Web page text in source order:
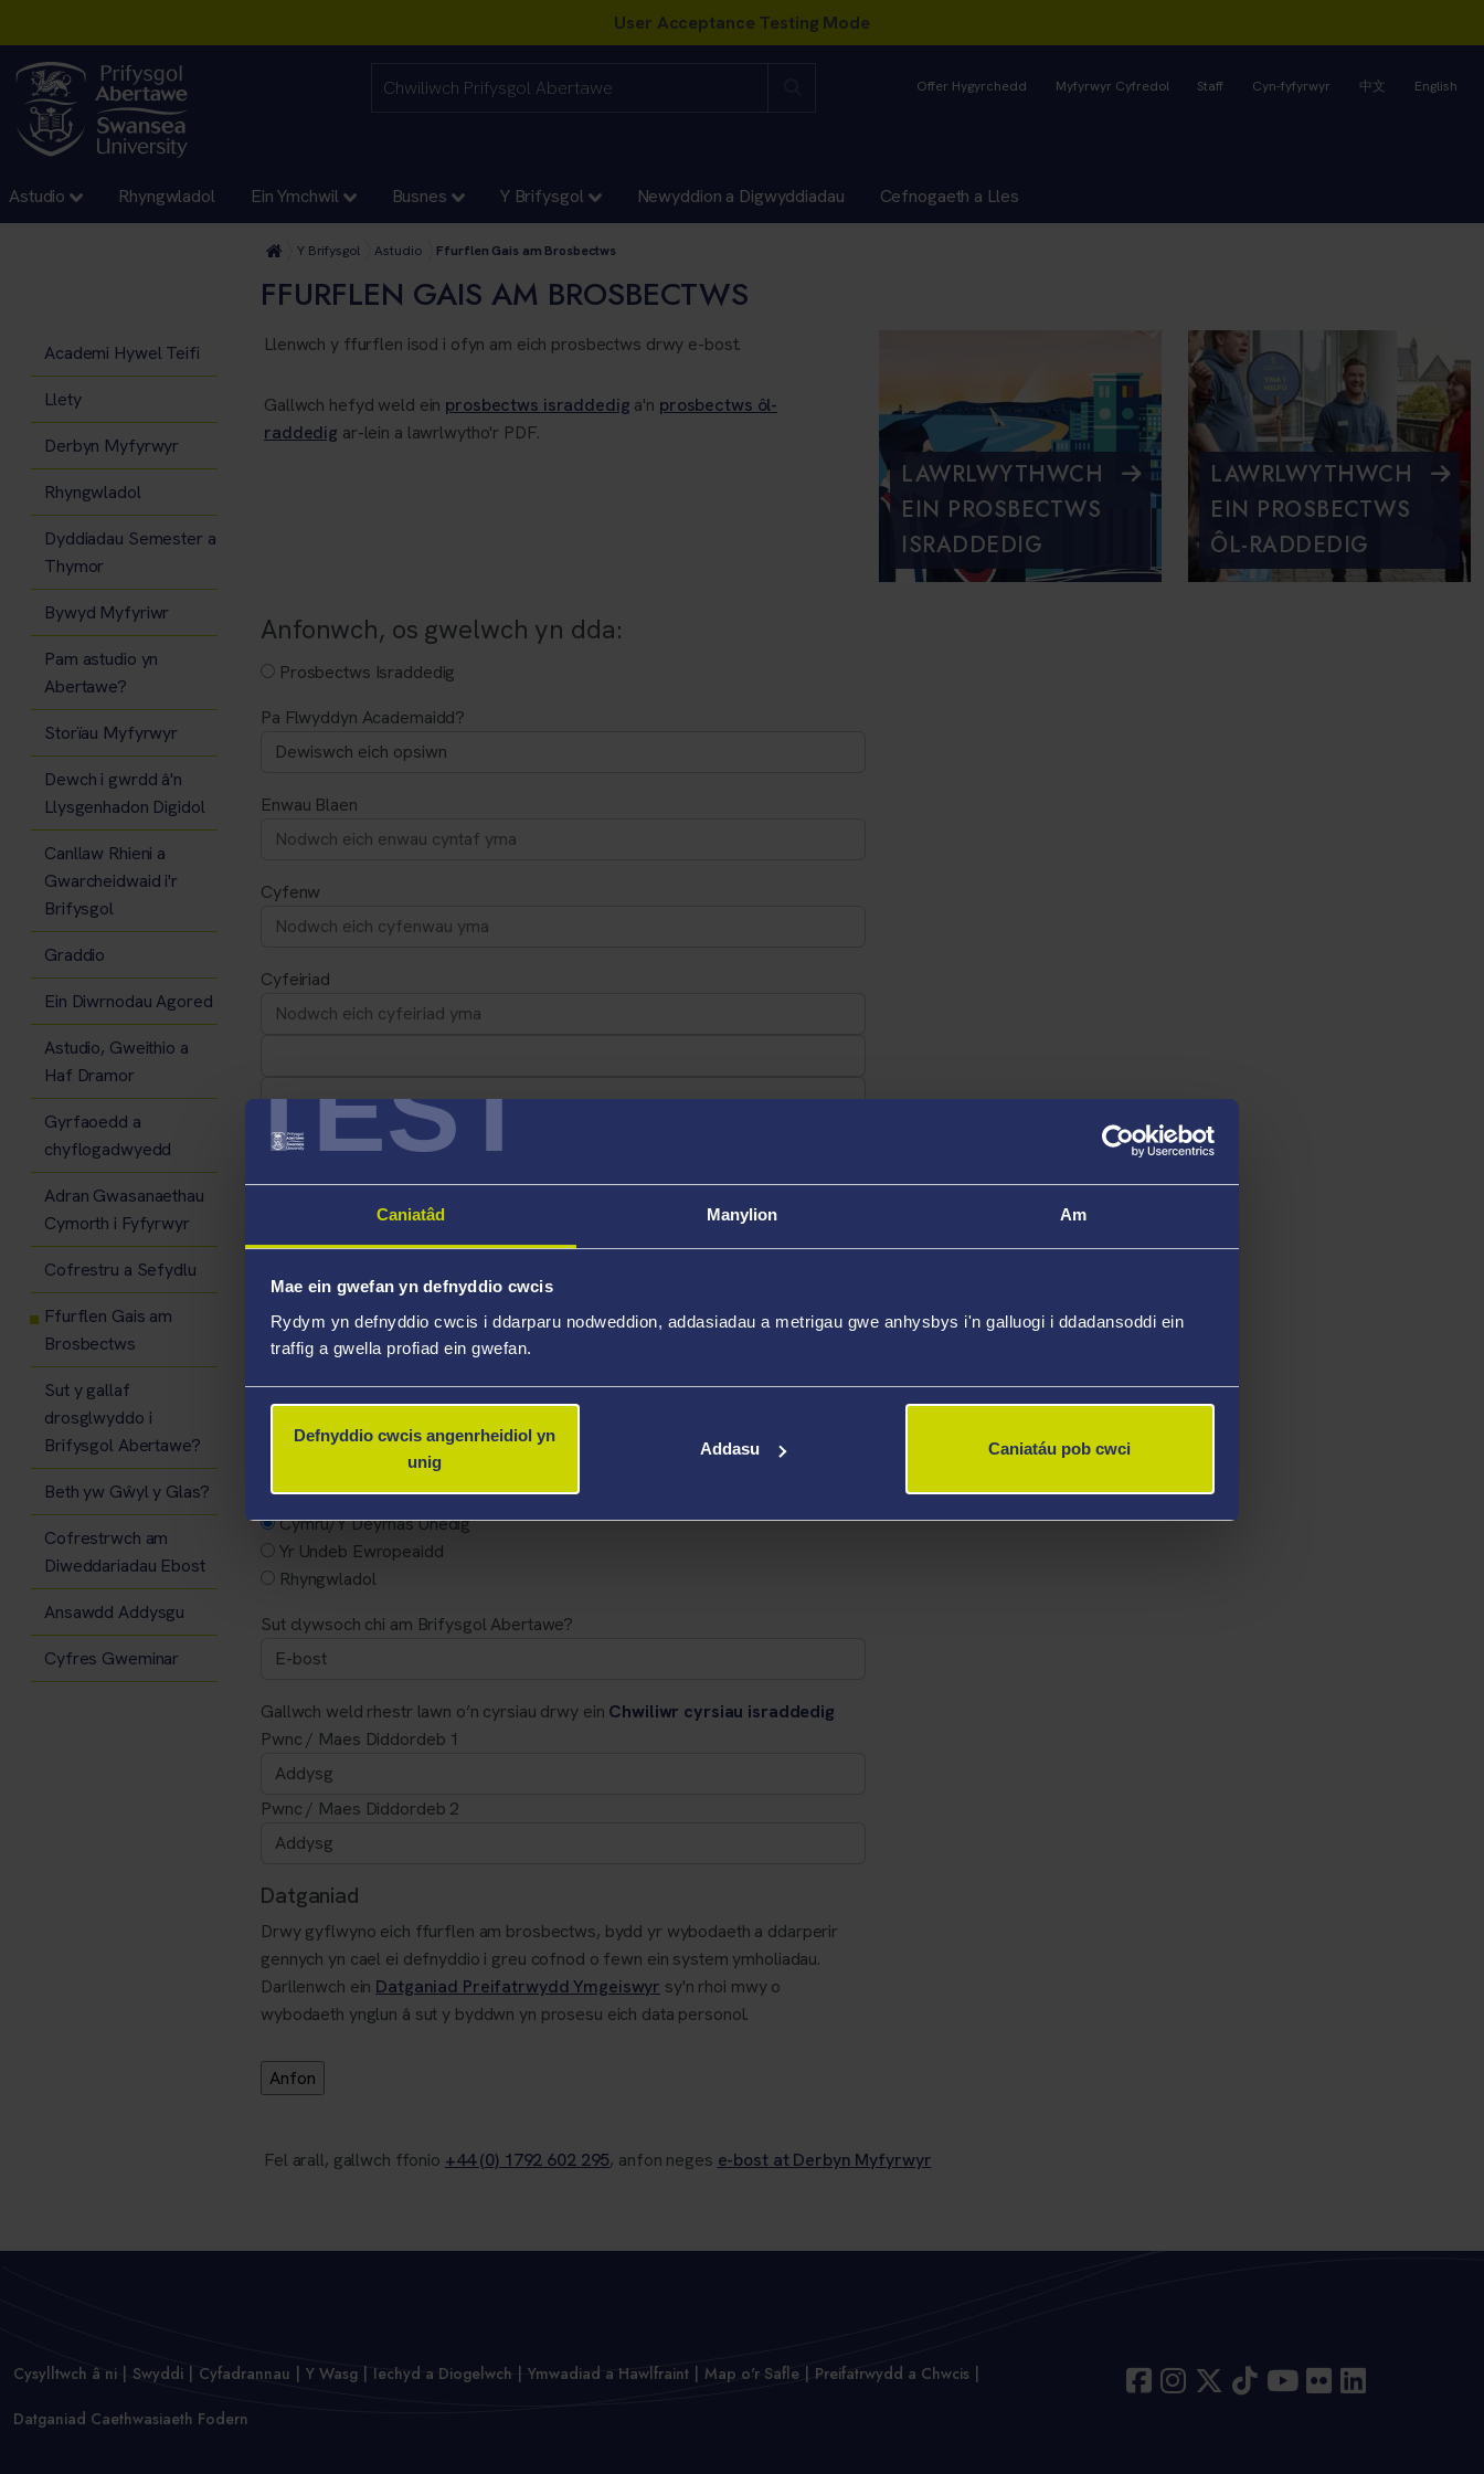
TEST
Caniatâd Manylion Am
Mae ein gwefan yn defnyddio cwcis
Rydym yn defnyddio cwcis i ddarparu nodweddion, addasiadau a metrigau gwe anhysbys i'n galluogi i ddadansoddi ein
traffig a gwella profiad ein gwefan.
Defnyddio cwcis angenrheidiol yn
unig
Addasu Caniatáu pob cwci
Offer Hygyrchedd Myfyrwyr Cyfredol Staff Cyn-fyfyrwyr 中文 English
Astudio Rhyngwladol Ein Ymchwil Busnes Y Brifysgol Newyddion a Digwyddiadau Cefnogaeth a Lles
Y Brifysgol Astudio Ffurflen Gais am Brosbectws
FFURFLEN GAIS AM BROSBECTWS
Llenwch y ffurflen isod i ofyn am eich prosbectws drwy e-bost.
Gallwch hefyd weld ein prosbectws israddedig a'n prosbectws ôl-
raddedig ar-lein a lawrlwytho'r PDF.
LAWRLWYTHWCH
EIN PROSBECTWS
ISRADDEDIG
LAWRLWYTHWCH
EIN PROSBECTWS
ÔL-RADDEDIG
Anfonwch, os gwelwch yn dda:
Prosbectws Israddedig
Pa Flwyddyn Academaidd?
Enwau Blaen
Cyfenw
Cyfeiriad
E-bost
Rhif ffôn
O ble rydych chi’n dod?
Cymru/Y Deyrnas Unedig
Yr Undeb Ewropeaidd
Rhyngwladol
Sut clywsoch chi am Brifysgol Abertawe?
Gallwch weld rhestr lawn o’n cyrsiau drwy ein Chwiliwr cyrsiau israddedig
Pwnc / Maes Diddordeb 1
Pwnc / Maes Diddordeb 2
Datganiad
Drwy gyflwyno eich ffurflen am brosbectws, bydd yr wybodaeth a ddarperir
gennych yn cael ei defnyddio i greu cofnod o fewn ein system ymholiadau.
Darllenwch ein Datganiad Preifatrwydd Ymgeiswyr sy'n rhoi mwy o
wybodaeth ynglun â sut y byddwn yn prosesu eich data personol.
Fel arall, gallwch ffonio +44 (0) 1792 602 295, anfon neges e-bost at Derbyn Myfyrwyr
Academi Hywel Teifi
Llety
Derbyn Myfyrwyr
Rhyngwladol
Dyddiadau Semester a
Thymor
Bywyd Myfyriwr
Pam astudio yn
Abertawe?
Storïau Myfyrwyr
Dewch i gwrdd â'n
Llysgenhadon Digidol
Canllaw Rhieni a
Gwarcheidwaid i'r
Brifysgol
Graddio
Ein Diwrnodau Agored
Astudio, Gweithio a
Haf Dramor
Gyrfaoedd a
chyflogadwyedd
Adran Gwasanaethau
Cymorth i Fyfyrwyr
Cofrestru a Sefydlu
Ffurflen Gais am
Brosbectws
Sut y gallaf
drosglwyddo i
Brifysgol Abertawe?
Beth yw Gŵyl y Glas?
Cofrestrwch am
Diweddariadau Ebost
Ansawdd Addysgu
Cyfres Gweminar
Cysylltwch â ni Swyddi Cyfadrannau Y Wasg Iechyd a Diogelwch Ymwadiad a Hawlfraint Map o'r Safle Preifatrwydd a Chwcis
Datganiad Caethwasiaeth Fodern